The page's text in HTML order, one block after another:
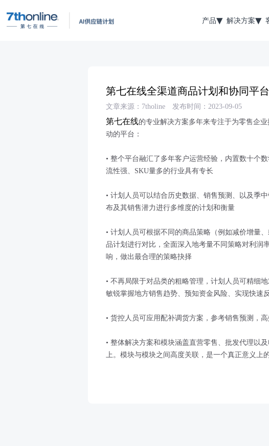
产品 解决方案
第七在线全渠道商品计划和协同平
文章来源：7tholine 发布时间：2023-09-05
第七在线的专业解决方案多年来专注于为零售企
动的平台：
• 整个平台融汇了多年客户运营经验，内置数十个
流性强、SKU量多的行业具有专长
• 计划人员可以结合历史数据、销售预测、以及季
布及其销售潜力进行多维度的计划和衡量
• 计划人员可根据不同的商品策略（例如减价增量
品计划进行对比，全面深入地考量不同策略对利润
响，做出最合理的策略抉择
• 不再局限于对品类的粗略管理，计划人员可精细
敏锐掌握地方销售趋势、预知资金风险、实现快速
• 货控人员可应用配补调货方案，参考销售预测，
• 整体解决方案和模块涵盖直营零售、批发代理以
上。模块与模块之间高度关联，是一个真正意义上